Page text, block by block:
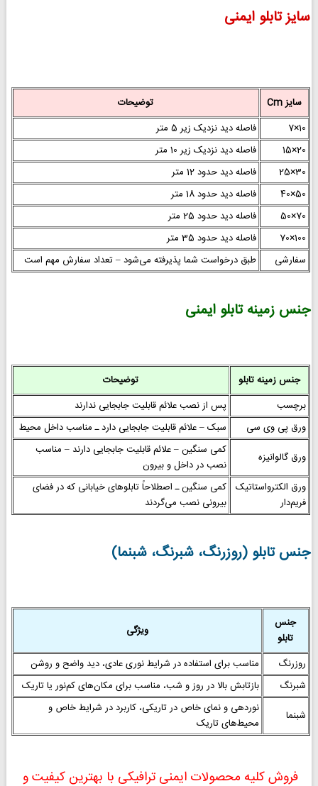
سایز تابلو ایمنی
سایز Cm
توضیحات
10×7
فاصله دید نزدیک زیر 5 متر
20×15
فاصله دید نزدیک زیر 10 متر
30×25
فاصله دید حدود 12 متر
50×40
فاصله دید حدود 18 متر
70×50
فاصله دید حدود 25 متر
100×70
فاصله دید حدود 35 متر
سفارشی
طبق درخواست شما پذیرفته می‌شود – تعداد سفارش مهم است
جنس زمینه تابلو ایمنی
جنس زمینه تابلو
توضیحات
برچسب
پس از نصب علائم قابلیت جابجایی ندارند
ورق پی وی سی
سبک – علائم قابلیت جابجایی دارد ـ مناسب داخل محیط
ورق گالوانیزه
کمی سنگین – علائم قابلیت جابجایی دارند – مناسب
نصب در داخل و بیرون
ورق الکترواستاتیک
فریم‌دار
کمی سنگین ـ اصطلاحاً تابلوهای خیابانی که در فضای
بیرونی نصب می‌گردند
جنس تابلو (روزرنگ، شبرنگ، شبنما)
جنس
تابلو
ویژگی
روزرنگ
مناسب برای استفاده در شرایط نوری عادی، دید واضح و روشن
شبرنگ
بازتابش بالا در روز و شب، مناسب برای مکان‌های کم‌نور یا تاریک
شبنما
نوردهی و نمای خاص در تاریکی، کاربرد در شرایط خاص و
محیط‌های تاریک
فروش کلیه محصولات ایمنی ترافیکی با بهترین کیفیت و